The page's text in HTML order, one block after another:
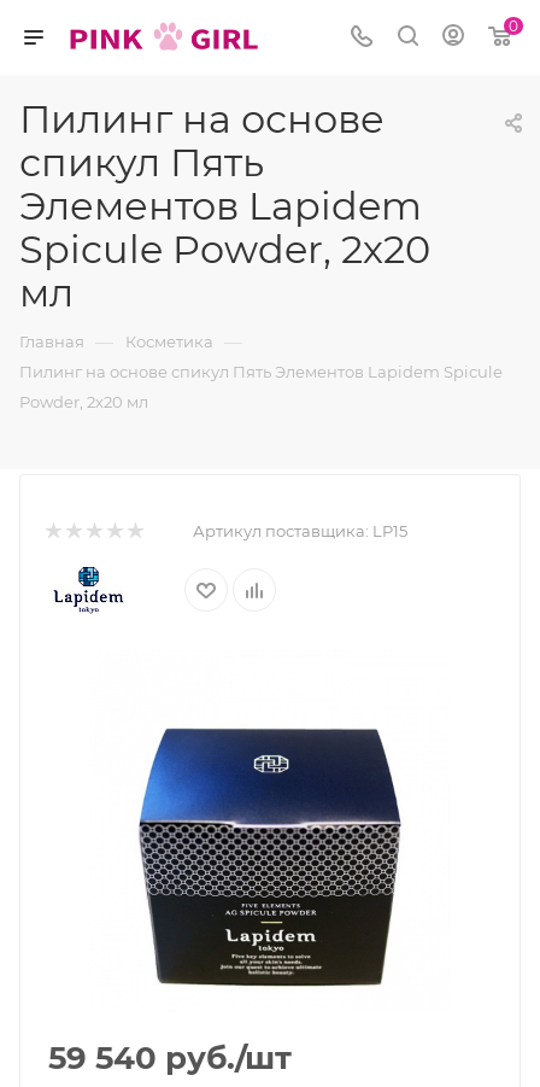
0
Пилинг на основе
спикул Пять
Элементов Lapidem
Spicule Powder, 2х20
мл
Главная — Косметика —
Пилинг на основе спикул Пять Элементов Lapidem Spicule
Powder, 2х20 мл
Артикул поставщика: LP15
59 540 руб./шт